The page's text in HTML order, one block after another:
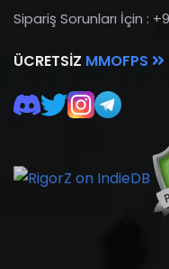
Sipariş Sorunları İçin :
ÜCRETSIZ MMOFPS